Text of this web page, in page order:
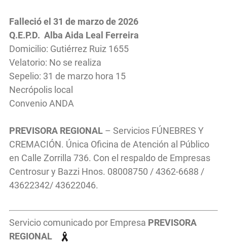
Falleció el 31 de marzode 2026
Q.E.P.D. Alba Aida Leal Ferreira
Domicilio: Gutiérrez Ruiz 1655
Velatorio: No se realiza
Sepelio: 31 de marzo hora 15
Necrópolis local
Convenio ANDA
PREVISORA REGIONAL – Servicios FÚNEBRES Y
CREMACIÓN. Única Oficina de Atención al Público
en Calle Zorrilla 736. Con el respaldo de Empresas
Centrosur y Bazzi Hnos. 08008750 / 4362-6688 /
43622342/ 43622046.
Servicio comunicado por Empresa PREVISORA
REGIONAL